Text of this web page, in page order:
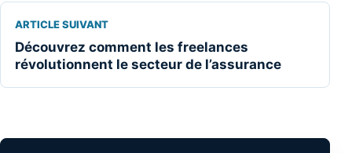
ARTICLE SUIVANT
Découvrez comment les freelances
révolutionnent le secteur de l’assurance